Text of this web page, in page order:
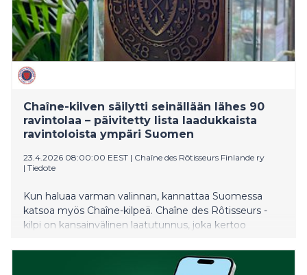
Chaîne-kilven säilytti seinällään lähes 90
ravintolaa – päivitetty lista laadukkaista
ravintoloista ympäri Suomen
23.4.2026 08:00:00 EEST | Chaîne des Rôtisseurs Finlande ry
| Tiedote
Kun haluaa varman valinnan, kannattaa Suomessa
katsoa myös Chaîne-kilpeä. Chaîne des Rôtisseurs -
kilpi on kansainvälinen laatutunnus, joka kertoo
Chaîne Dayn yhteydessä lauantaina 25.4. julkaistava
päivitetty listaus kokoaa yhteen Suomessa toimivat